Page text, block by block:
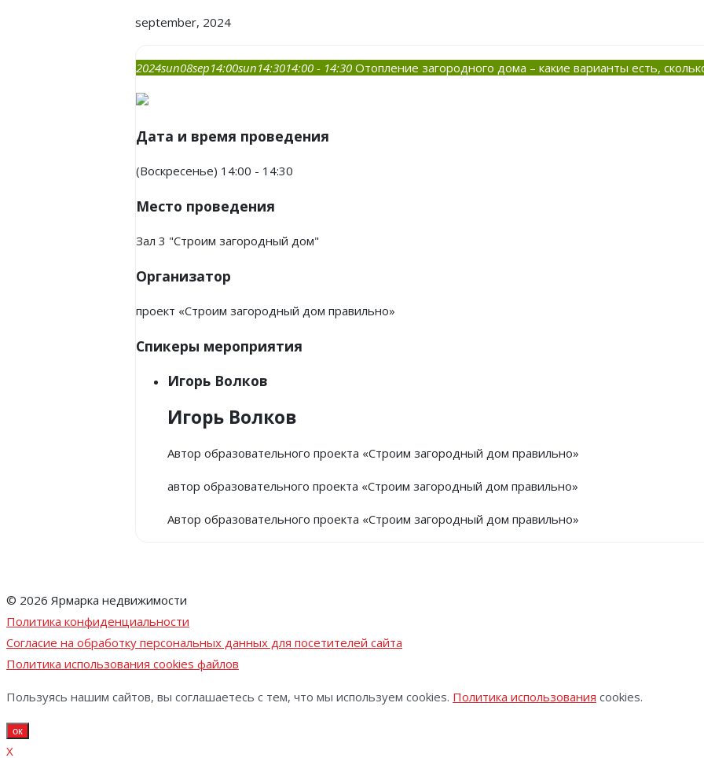
september, 2024
2024sun08sep14:00sun14:3014:00 - 14:30 Отопление загородного дома – какие варианты есть,
Дата и время проведения
(Воскресенье) 14:00 - 14:30
Место проведения
Зал 3 "Строим загородный дом"
Организатор
проект «Строим загородный дом правильно»
Спикеры мероприятия
Игорь Волков
Игорь Волков
Автор образовательного проекта «Строим загородный дом правильно»
автор образовательного проекта «Строим загородный дом правильно»
Автор образовательного проекта «Строим загородный дом правильно»
© 2026 Ярмарка недвижимости
Политика конфиденциальности
Согласие на обработку персональных данных для посетителей сайта
Политика использования cookies файлов
Пользуясь нашим сайтов, вы соглашаетесь с тем, что мы используем cookies. Политика использования cookies.
ок
X